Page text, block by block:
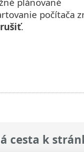
cesta k
počítača
.